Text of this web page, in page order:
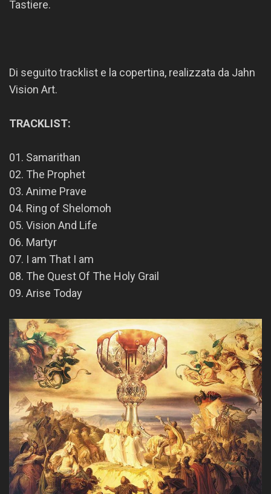
Tastiere.
Di seguito tracklist e la copertina, realizzata da Jahn
Vision Art.
TRACKLIST:
01. Samarithan
02. The Prophet
03. Anime Prave
04. Ring of Shelomoh
05. Vision And Life
06. Martyr
07. I am That I am
08. The Quest Of The Holy Grail
09. Arise Today